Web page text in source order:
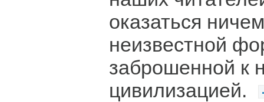
оказаться
неизвестной
заброшенной к
цивилизацией.